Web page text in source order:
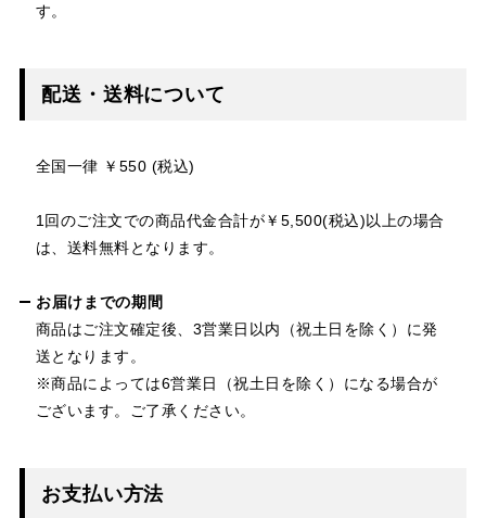
す。
配送・送料について
全国一律 ￥550 (税込)
1回のご注文での商品代金合計が￥5,500(税込)以上の場合
は、送料無料となります。
お届けまでの期間
商品はご注文確定後、3営業日以内（祝土日を除く）に発
送となります。
※商品によっては6営業日（祝土日を除く）になる場合が
ございます。ご了承ください。
お支払い方法